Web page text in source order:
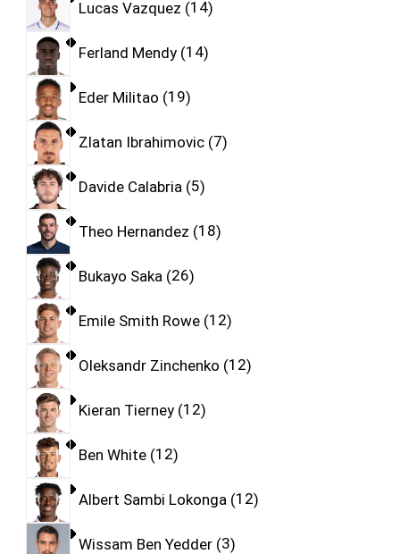
Lucas Vazquez 14
Ferland Mendy 14
Eder Militao 19
Zlatan Ibrahimovic 7
Davide Calabria 5
Theo Hernandez 18
Bukayo Saka 26
Emile Smith Rowe 12
Oleksandr Zinchenko 12
Kieran Tierney 12
Ben White 12
Albert Sambi Lokonga 12
Wissam Ben Yedder 3